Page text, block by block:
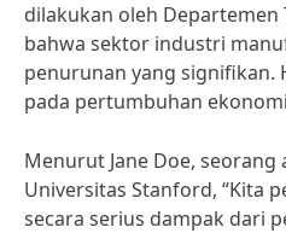
dilakukan oleh Departemen
bahwa sektor industri
penurunan yang signifikan.
pada pertumbuhan
Menurut Jane Doe,
Universitas Stanford, “Kita
secara serius dampak dari